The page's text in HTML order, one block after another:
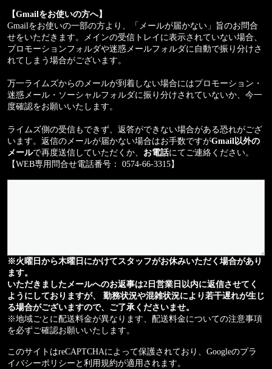
【Gmailをお使いの方へ】
Gmailをお使いの一部の方より、「メールが届かない」旨のお問合
せをいただきます。メインの受信トレイに表示されていない場合、
プロモーションフォルダや迷惑メールフォルダに自動で振り分けさ
れてしまう場合がございます。
万一ライムズからのメールが到着しない場合にはプロモーション・
迷惑メール・ソーシャルフォルダに振り分けされていないか、今一
度確認をお願いいたします。
ライムズ側の受信もできず、返答ができない場合がある恐れがござ
います。返信のメールが届かない場合はお手数ですがGmail以外の
メールで再度送信していただくか、 お電話にてご連絡ください。
【WEB専用問合せ電話番号： 0574-66-3315】
※火曜日から木曜日にかけてスタッフがお休みいただく場合があり
ます。
いただきましたメールへのお返事は2日営業日以内に返信させてく
ようにしておりますが、 勤務状況や混雑状況により若干遅れが生じ
る場合がございますので、ご了承くださいませ。
※地域ごとに配送料金が異なります、配送料金についての注意事項
を必ずご確認お願いいたします。
このサイトはreCAPTCHAによって保護されており、Googleのプラ
イバシーポリシーと利用規約が適用されます。